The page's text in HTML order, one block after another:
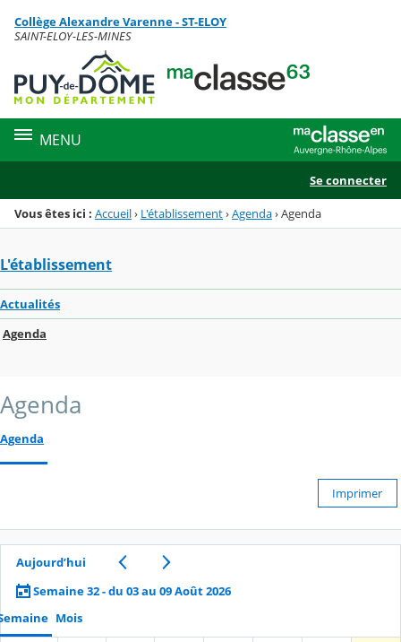
Menu de la rubrique
Contenu
Collège Alexandre Varenne - ST-ELOY
SAINT-ELOY-LES-MINES
MENU
Se connecter
Vous êtes ici : Accueil› L'établissement›Agenda›Agenda
L'établissement
Actualités
Agenda
Agenda
Agenda
Imprimer
Aujourd’hui
Semaine 32 - du 03 au 09 Août 2026
Mois